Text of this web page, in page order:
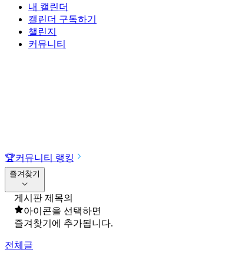
내 캘린더
캘린더 구독하기
챌린지
커뮤니티
🏆커뮤니티 랭킹
즐겨찾기
게시판 제목의
아이콘을 선택하면
즐겨찾기에 추가됩니다.
전체글